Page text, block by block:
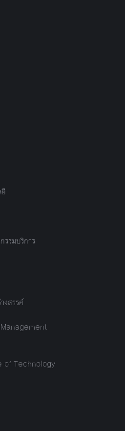
รรมบริการ
งสรรค์
of Technology